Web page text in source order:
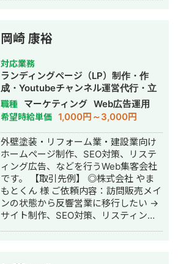
独立。 独立後はフリーランスとなり、
フロントエンドエンジニア兼総合Web
マーケターとして活動。現在はWebコ
ンサルティング会社を創設し、法人と
してStockSunに参画。
岡崎 康裕
対応業務
ランディングページ（LP）制作・作
成・Youtubeチャンネル運営代行・立
ち上げ・SEO対策・新規事業立上・
SNS運用代行・記事作成代行・ライテ
ィング・ホームページ制作・作成・バ
ナー制作・デザイン・リスティング広
告運用代行・オウンドメディア制作・
構築・運用代行・動画制作・動画編集
職種 マーケティング Web広告運用
希望時給単価 1,000円～3,000円
外壁塗装・リフォーム業・建設業向け
ホームページ制作、SEO対策、リステ
ィング広告、などを行うWeb集客会社
です。 【取引先例】 ◎株式会社 やま
もとくん 様 ご依頼内容：訪問販売メイ
ンの状態から反響営業に移行したい →
サイト制作、SEO対策、リスティング